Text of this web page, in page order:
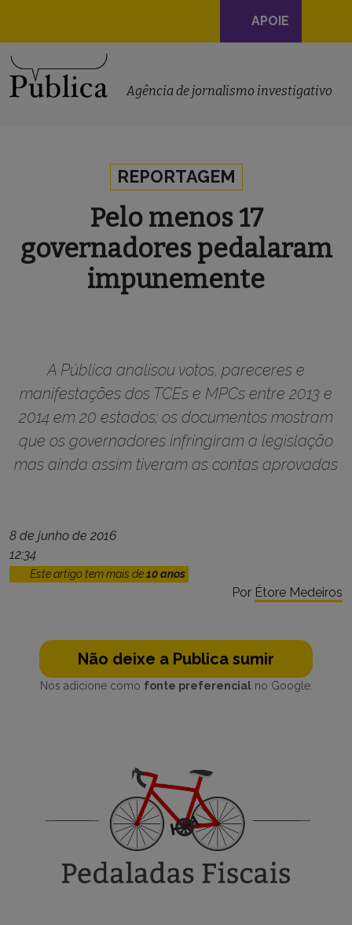
Navegação
principal
APOIE
Agência de jornalismo investigativo
REPORTAGEM
Pelo menos 17
governadores pedalaram
impunemente
A Pública analisou votos, pareceres e
manifestações dos TCEs e MPCs entre 2013 e
2014 em 20 estados; os documentos mostram
que os governadores infringiram a legislação
mas ainda assim tiveram as contas aprovadas
8 de junho de 2016
12:34
Este artigo tem mais de10 anos
Por Étore Medeiros
Não deixe a Publica sumir
Nos adicione como fonte preferencialno Google.